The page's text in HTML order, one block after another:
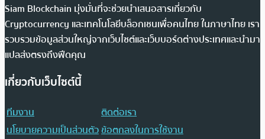
Siam Blockchain มุ่งมั่นที่จะช่วยนำเสนอสารเกี่ยวกับ
Cryptocurrency และเทคโนโลยีบล็อกเชนเพื่อคนไทย ในภาษาไทย เรา
รวบรวมข้อมูลส่วนใหญ่จากเว็บไซต์และเว็บบอร์ดต่างประเทศและนำมา
แปลส่งตรงถึงฟีดคุณ
เกี่ยวกับเว็บไซต์นี้
ทีมงาน
ติดต่อเรา
นโยบายความเป็นส่วนตัวข้อตกลงในการใช้งาน